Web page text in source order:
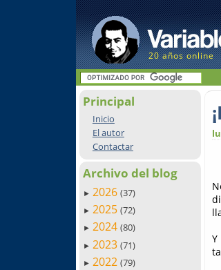
20 años online
Principal
Inicio
El autor
Contactar
Archivo del blog
► 2026 (37)
► 2025 (72)
► 2024 (80)
► 2023 (71)
► 2022 (79)